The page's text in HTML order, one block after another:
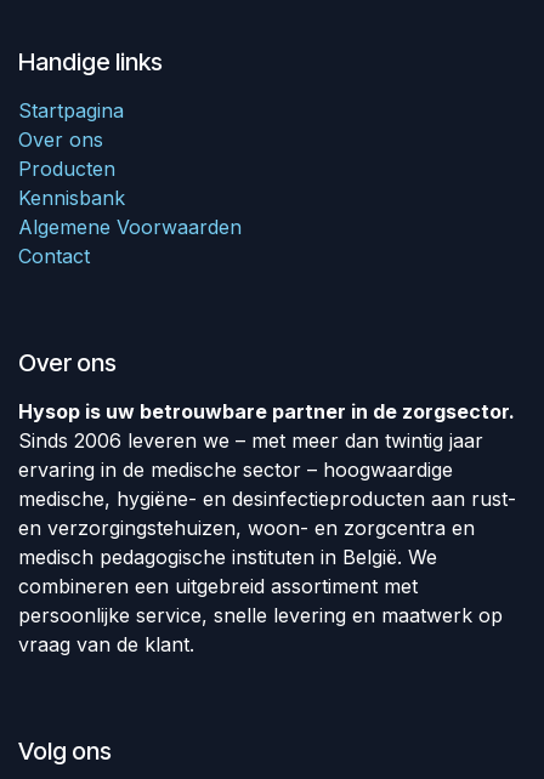
Handige links
Startpagina
Over ons
Producten
Kennisbank
Algemene Voorwaarden
Contact
Over ons
Hysop is uw betrouwbare partner in de zorgsector.
Sinds 2006 leveren we – met meer dan twintig jaar
ervaring in de medische sector – hoogwaardige
medische, hygiëne- en desinfectieproducten aan rust-
en verzorgingstehuizen, woon- en zorgcentra en
medisch pedagogische instituten in België. We
combineren een uitgebreid assortiment met
persoonlijke service, snelle levering en maatwerk op
vraag van de klant.
Volg ons